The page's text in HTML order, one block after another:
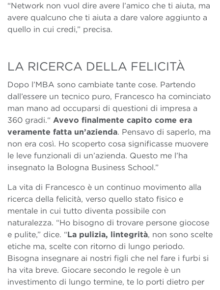
“Network non vuol dire avere l’amico che ti aiuta, ma
avere qualcuno che ti aiuta a dare valore aggiunto a
quello in cui credi,” precisa.
LA RICERCA DELLA FELICITÀ
Dopo l’MBA sono cambiate tante cose. Partendo
dall’essere un tecnico puro, Francesco ha cominciato
man mano ad occuparsi di questioni di impresa a
360 gradi.“ Avevo finalmente capito come era
veramente fatta un’azienda. Pensavo di saperlo, ma
non era così. Ho scoperto cosa significasse muovere
le leve funzionali di un’azienda. Questo me l’ha
insegnato la Bologna Business School.”
La vita di Francesco è un continuo movimento alla
ricerca della felicità, verso quello stato fisico e
mentale in cui tutto diventa possibile con
naturalezza. “Ho bisogno di trovare persone giocose
e pulite,” dice. “La pulizia, lintegrità, non sono scelte
etiche ma, scelte con ritorno di lungo periodo.
Bisogna insegnare ai nostri figli che nel fare i furbi si
ha vita breve. Giocare secondo le regole è un
investimento di lungo termine, te lo porti dietro per